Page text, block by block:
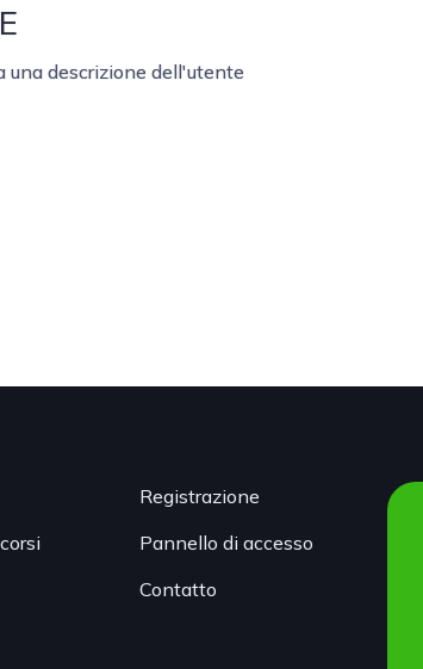
una descrizione dell'utente
Registrazione
Pannello di accesso
Contatto